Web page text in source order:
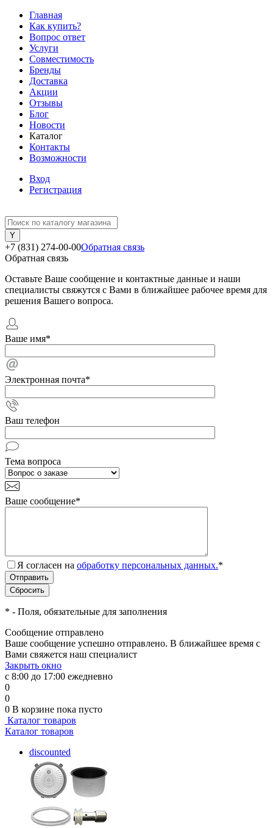
Главная
Как купить?
Вопрос ответ
Услуги
Совместимость
Бренды
Доставка
Акции
Отзывы
Блог
Новости
Каталог
Контакты
Возможности
Вход
Регистрация
+7 (831) 274-00-00Обратная связь
Обратная связь
Оставьте Ваше сообщение и контактные данные и наши
специалисты свяжутся с Вами в ближайшее рабочее время для
решения Вашего вопроса.
Ваше имя*
Электронная почта*
Ваш телефон
Тема вопроса
Ваше сообщение*
Я согласен на обработку персональных данных.*
* - Поля, обязательные для заполнения
Сообщение отправлено
Ваше сообщение успешно отправлено. В ближайшее время с
Вами свяжется наш специалист
Закрыть окно
с 8:00 до 17:00 ежедневно
0
0
0 В корзине пока пусто
Каталог товаров
Каталог товаров
discounted